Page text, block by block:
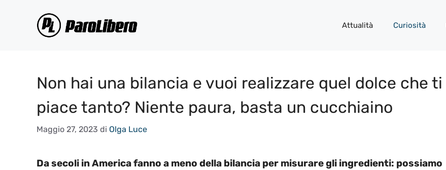
Attualità Curiosità
Non hai una bilancia e vuoi realizzare quel dolce che ti
piace tanto? Niente paura, basta un cucchiaino
Maggio 27, 2023 di Olga Luce
Da secoli in America fanno a meno della bilancia per misurare gli ingredienti: possiamo